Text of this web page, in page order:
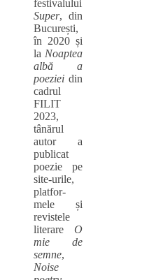
festivalului
Super, din
București,
în 2020 și
la Noaptea
albă a
poeziei din
cadrul
FILIT
2023,
tânărul
autor a
publicat
poezie pe
site-urile,
platfor-
mele și
revistele
literare O
mie de
semne,
Noise